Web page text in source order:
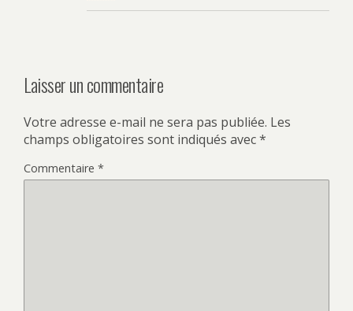
Laisser un commentaire
Votre adresse e-mail ne sera pas publiée. Les
champs obligatoires sont indiqués avec*
Commentaire *